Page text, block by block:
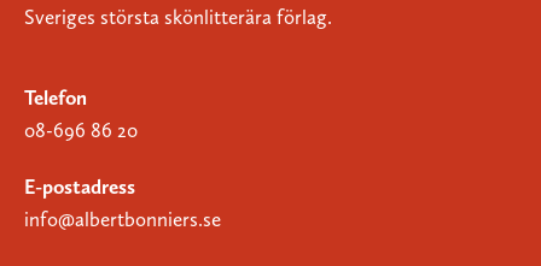
Sveriges största skönlitterära förlag.
Telefon
08-696 86 20
E-postadress
info@albertbonniers.se